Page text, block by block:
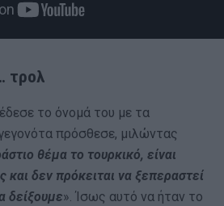
τρολ
το όνομά του με τα
πρόσθεσε, μιλώντας
θέμα το τουρκικό, είναι
δεν πρόκειται να ξεπεραστεί
δείξουμε». Ίσως αυτό να ήταν το